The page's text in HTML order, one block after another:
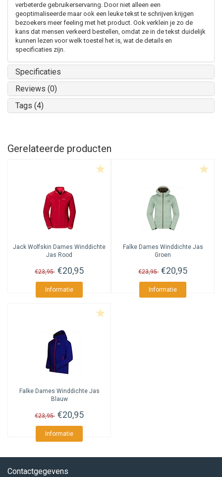
verbeterde gebruikerservaring. Door niet alleen een
geoptimaliseerde maar ook een leuke tekst te schrijven krijgen
bezoekers meer feeling met het product. Ook verklein je zo de
kans dat mensen verkeerd bestellen, omdat ze in de tekst duidelijk
kunnen lezen voor welk toestel het is, wat de details en
specificaties zijn.
Specificaties
Reviews (0)
Tags (4)
Gerelateerde producten
Jack Wolfskin Dames Winddichte
Jas Rood
€23,95 €20,95
Informatie
FalkeDames Winddichte Jas
Groen
€23,95 €20,95
Informatie
FalkeDames Winddichte Jas
Blauw
€23,95 €20,95
Informatie
Contactgegevens